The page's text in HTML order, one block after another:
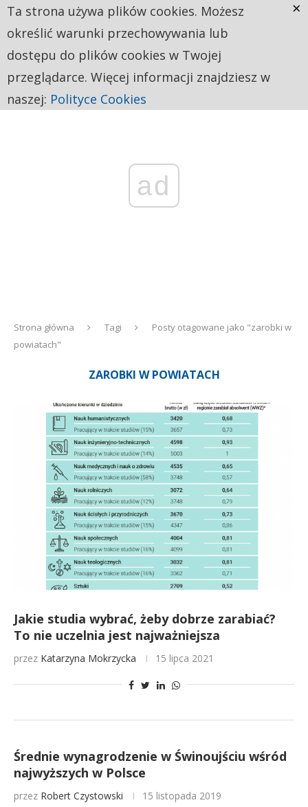
ad
Strona główna Tagi
Posty otagowane jako "zarobki w
powiatach"
ZAROBKI W POWIATACH
Jakie studia wybrać, żeby dobrze zarabiać?
To nie uczelnia jest najważniejsza
przez Katarzyna Mokrzycka 15 lipca 2021
Średnie wynagrodzenie w Świnoujściu wśród
najwyższych w Polsce
przez Robert Czystowski 15 listopada 2019
Ta strona używa plików cookies. Możesz
określić warunki przechowywania lub
dostępu do plików cookies w Twojej
przeglądarce. Więcej informacji znajdziesz w
naszej: Polityce Cookies
×